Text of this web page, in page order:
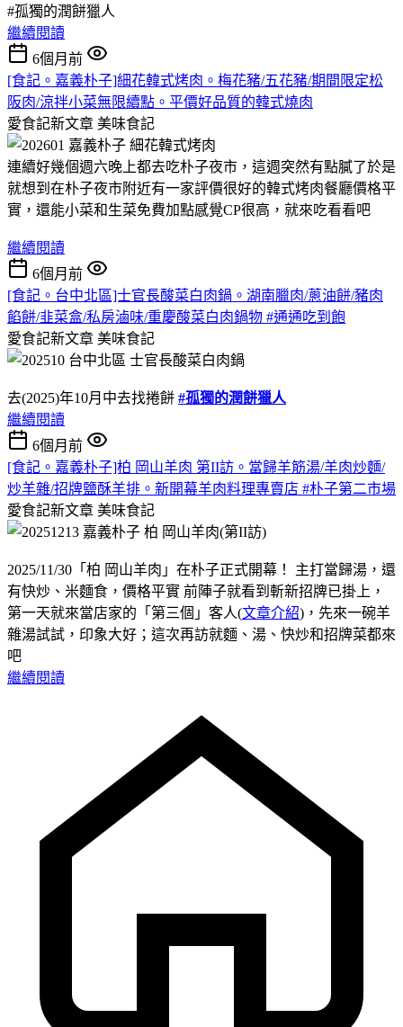
#孤獨的潤餅獵人
繼續閱讀
6個月前
[食記。嘉義朴子]細花韓式烤肉。梅花豬/五花豬/期間限定松
阪肉/涼拌小菜無限續點。平價好品質的韓式燒肉
愛食記新文章 美味食記
連續好幾個週六晚上都去吃朴子夜市，這週突然有點膩了於是
就想到在朴子夜市附近有一家評價很好的韓式烤肉餐廳價格平
實，還能小菜和生菜免費加點感覺CP很高，就來吃看看吧
繼續閱讀
6個月前
[食記。台中北區]士官長酸菜白肉鍋。湖南臘肉/蔥油餅/豬肉
餡餅/韭菜盒/私房滷味/重慶酸菜白肉鍋物 #通通吃到飽
愛食記新文章 美味食記
去(2025)年10月中去找捲餅 #孤獨的潤餅獵人
繼續閱讀
6個月前
[食記。嘉義朴子]柏 岡山羊肉 第II訪。當歸羊筋湯/羊肉炒麵/
炒羊雜/招牌鹽酥羊排。新開幕羊肉料理專賣店 #朴子第二市場
愛食記新文章 美味食記
2025/11/30「柏 岡山羊肉」在朴子正式開幕！ 主打當歸湯，還
有快炒、米麵食，價格平實 前陣子就看到斬新招牌已掛上，
第一天就來當店家的「第三個」客人(文章介紹)，先來一碗羊
雜湯試試，印象大好；這次再訪就麵、湯、快炒和招牌菜都來
吧
繼續閱讀